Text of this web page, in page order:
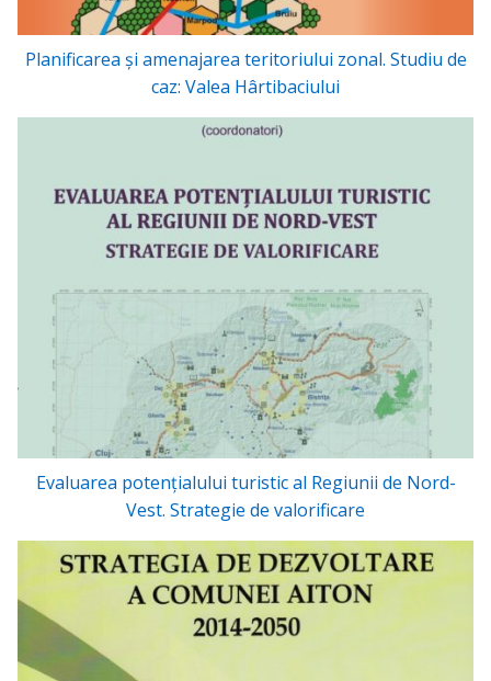
Planificarea şi amenajarea teritoriului zonal. Studiu de
caz: Valea Hârtibaciului
Evaluarea potențialului turistic al Regiunii de Nord-
Vest. Strategie de valorificare